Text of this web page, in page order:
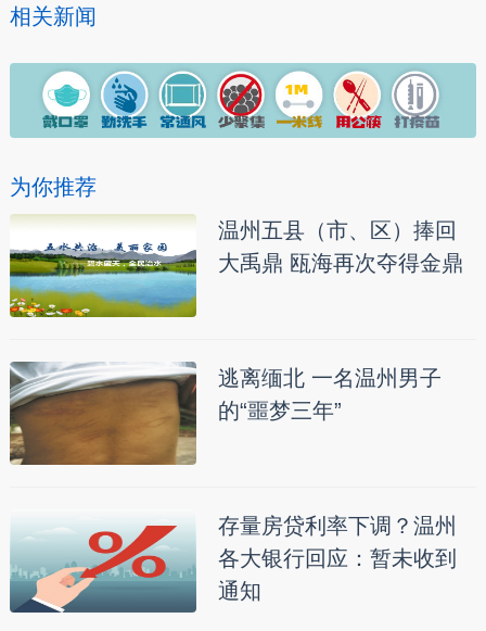
相关新闻
为你推荐
温州五县（市、区）捧回
大禹鼎 瓯海再次夺得金鼎
逃离缅北 一名温州男子
的“噩梦三年”
存量房贷利率下调？温州
各大银行回应：暂未收到
通知